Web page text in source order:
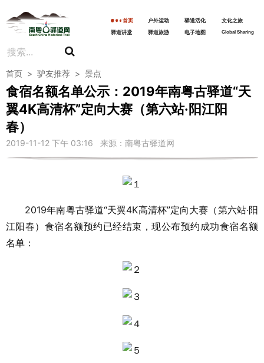
首页 户外运动 驿道活化
文化之旅
驿道讲堂
驿道旅游 电子地图 Global Sharing
首页 > 驴友推荐 > 景点
食宿名额名单公示：2019年南粤古驿道“天
翼4K高清杯”定向大赛（第六站·阳江阳
春）
2019-11-12 下午 03:16 来源：南粤古驿道网
2019年南粤古驿道“天翼4K高清杯”定向大赛（第六站·阳
江阳春）食宿名额预约已经结束，现公布预约成功食宿名额
名单：